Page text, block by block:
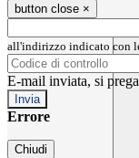
button close ×
all'indirizzo indicato con
E-mail inviata, si
Errore
Chiudi